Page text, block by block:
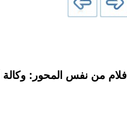
افلام من نفس المحور: وكالة